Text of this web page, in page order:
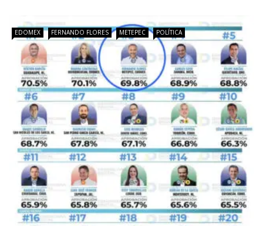
EDOMEX FERNANDO FLORES METEPEC POLÍTICA